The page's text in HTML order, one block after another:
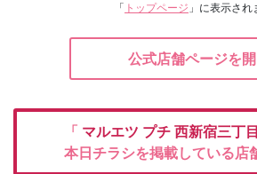
「 トップページ 」に表示され
公式店舗ページを開
「 マルエツ プチ 西新宿三丁
本日チラシを掲載している店